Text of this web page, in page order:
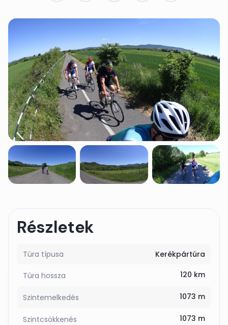
Részletek
Túra típusa Kerékpártúra
Túra hossza 120 km
Szintemelkedés 1073 m
Szintcsökkenés 1073 m